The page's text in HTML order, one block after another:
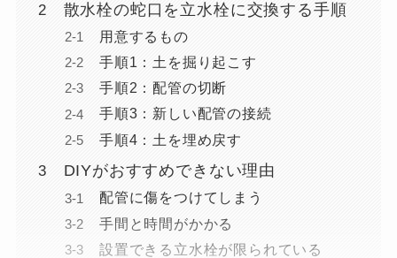
散水栓の蛇口を立水栓に交換する手順
用意するもの
手順1：土を掘り起こす
手順2：配管の切断
手順3：新しい配管の接続
手順4：土を埋め戻す
DIYがおすすめできない理由
配管に傷をつけてしまう
手間と時間がかかる
設置できる立水栓が限られている